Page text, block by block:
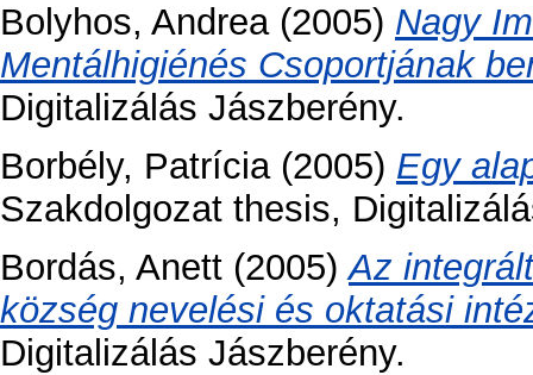
Bolyhos, Andrea(2005) Nagy
Mentálhigiénés Csoportjának
Digitalizálás Jászberény.
Borbély, Patrícia(2005) Egy
Szakdolgozat thesis,
Bordás, Anett (2005)Az
község nevelési és oktatási
Digitalizálás Jászberény.